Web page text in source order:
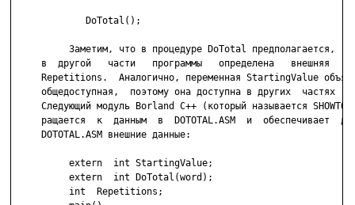
             DoTotal();
Заметим, что в процедуре DoTotal предполагается,
в  другой   части   программы   определена   внешняя
Repetitions.  Аналогично, переменная StartingValue
общедоступная,  поэтому она доступна в других  частях
Следующий модуль Borland C++ (который называется
ращается  к  данным  в  DOTOTAL.ASM  и  обеспечивает
     DOTOTAL.ASM внешние данные:
          extern  int StartingValue;
          extern  int DoTotal(word);
          int  Repetitions;